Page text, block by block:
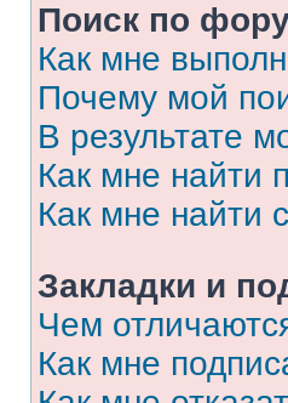
Поиск по
Как мне
Почему мой
В результате
Как мне найти
Как мне найти
Закладки и
Чем
Как мне